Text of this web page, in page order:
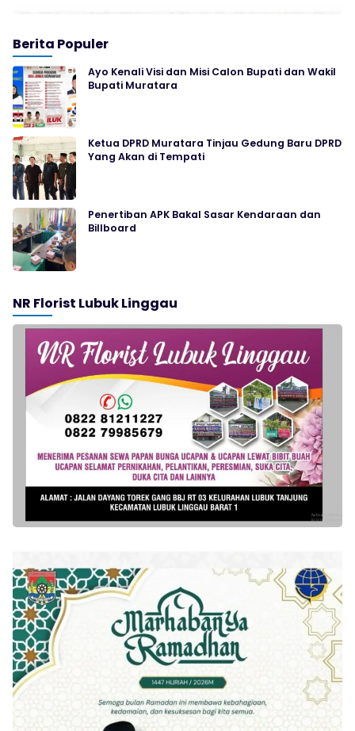
Berita Populer
Ayo Kenali Visi dan Misi Calon Bupati dan Wakil
Bupati Muratara
Ketua DPRD Muratara Tinjau Gedung Baru DPRD
Yang Akan di Tempati
Penertiban APK Bakal Sasar Kendaraan dan
Billboard
NR Florist Lubuk Linggau